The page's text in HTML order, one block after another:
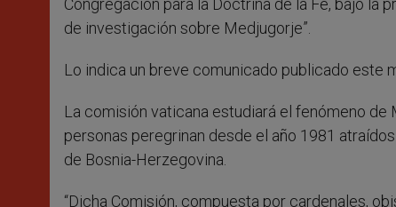
Congregación para la Doctrina de la Fe, bajo la
de investigación sobre Medjugorje”.
Lo indica un breve comunicado publicado este
La comisión vaticana estudiará el fenómeno de
personas peregrinan desde el año 1981
de Bosnia-Herzegovina.
“Dicha Comisión, compuesta por cardenales,